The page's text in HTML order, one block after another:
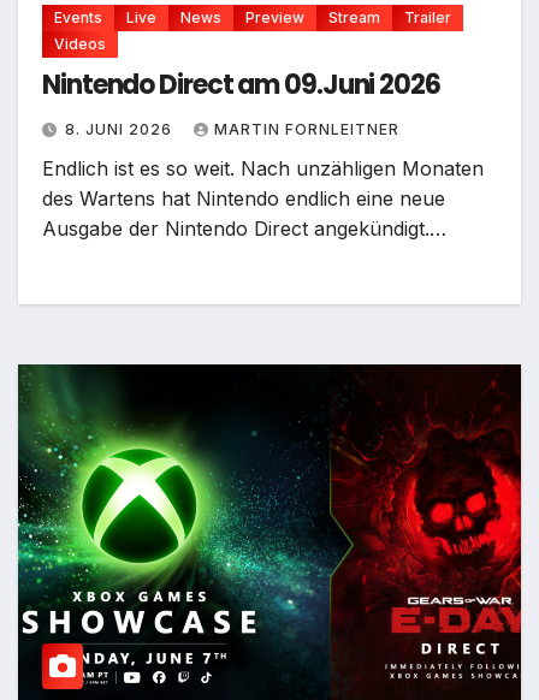
Events Live News Preview Stream
Trailer
Videos
Nintendo Direct am 09.Juni 2026
8. JUNI 2026 MARTIN FORNLEITNER
Endlich ist es so weit. Nach unzähligen Monaten
des Wartens hat Nintendo endlich eine neue
Ausgabe der Nintendo Direct angekündigt.…